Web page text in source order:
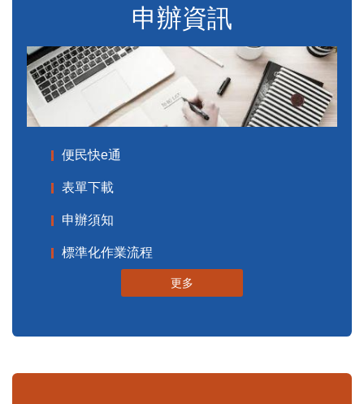
申辦資訊
便民快e通
表單下載
申辦須知
標準化作業流程
更多